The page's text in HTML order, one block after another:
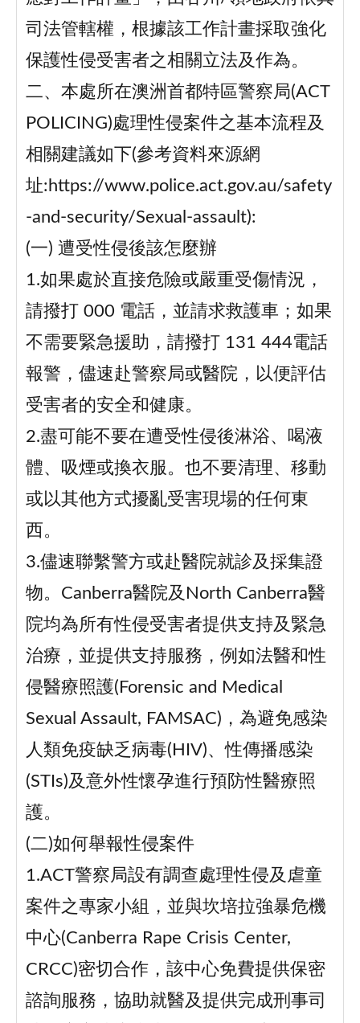
司法管轄權，根據該工作計畫採取強化
保護性侵受害者之相關立法及作為。
二、本處所在澳洲首都特區警察局(ACT
POLICING)處理性侵案件之基本流程及
相關建議如下(參考資料來源網
址:https://www.police.act.gov.au/safety
-and-security/Sexual-assault):
(一) 遭受性侵後該怎麼辦
1.如果處於直接危險或嚴重受傷情況，
請撥打 000 電話，並請求救護車；如果
不需要緊急援助，請撥打 131 444電話
報警，儘速赴警察局或醫院，以便評估
受害者的安全和健康。
2.盡可能不要在遭受性侵後淋浴、喝液
體、吸煙或換衣服。也不要清理、移動
或以其他方式擾亂受害現場的任何東
西。
3.儘速聯繫警方或赴醫院就診及採集證
物。Canberra醫院及North Canberra醫
院均為所有性侵受害者提供支持及緊急
治療，並提供支持服務，例如法醫和性
侵醫療照護(Forensic and Medical
Sexual Assault, FAMSAC)，為避免感染
人類免疫缺乏病毒(HIV)、性傳播感染
(STIs)及意外性懷孕進行預防性醫療照
護。
(二)如何舉報性侵案件
1.ACT警察局設有調查處理性侵及虐童
案件之專家小組，並與坎培拉強暴危機
中心(Canberra Rape Crisis Center,
CRCC)密切合作，該中心免費提供保密
諮詢服務，協助就醫及提供完成刑事司